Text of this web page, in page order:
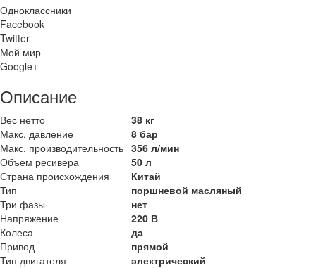
Одноклассники
Facebook
Twitter
Мой мир
Google+
Описание
Вес нетто
38 кг
Макс. давление
8 бар
Макс. производительность 356 л/мин
Объем ресивера
50 л
Страна происхождения
Китай
Тип
поршневой масляный
Три фазы
нет
Напряжение
220 В
Колеса
да
Привод
прямой
Тип двигателя
электрический